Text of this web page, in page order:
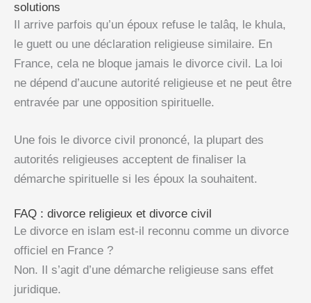
solutions
Il arrive parfois qu’un époux refuse le talâq, le khula,
le guett ou une déclaration religieuse similaire. En
France, cela ne bloque jamais le divorce civil. La loi
ne dépend d’aucune autorité religieuse et ne peut être
entravée par une opposition spirituelle.
Une fois le divorce civil prononcé, la plupart des
autorités religieuses acceptent de finaliser la
démarche spirituelle si les époux la souhaitent.
FAQ : divorce religieux et divorce civil
Le divorce en islam est-il reconnu comme un divorce
officiel en France ?
Non. Il s’agit d’une démarche religieuse sans effet
juridique.